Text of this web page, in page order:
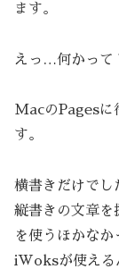
ます。
えっ…何かって
MacのPagesに
す。
横書きだけでし
縦書きの文章
を使うほかな
iWoksが使える